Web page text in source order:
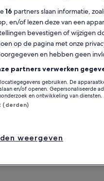
mogelijk
Mobiele voucher
Directe
de ultieme manier om het hele
te verkennen over land en zee
en ontspanning! Capri
dorpjes – twee aan zee,
Gids van Mondo Gids je mee
alle delen van het eiland,
zowel vanaf de zee als
ontdekken, allemaal op een
weergeven
16 partners slaan informatie,
en/of lezen deze van een
bevestigen of wijzigen
op de pagina met onze
en hebben geen
partners verwerken
gebruiken. De
en/of openen. Gepersonaliseerde
en ontwikkeling van diensten.
(derden)
weergeven